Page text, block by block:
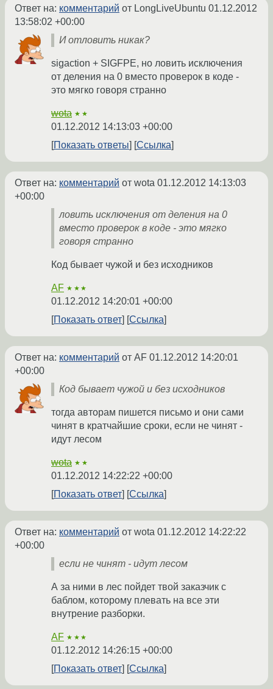
Ответ на: комментарий от LongLiveUbuntu 01.12.2012
13:58:02 +00:00
И отловить никак?
sigaction + SIGFPE, но ловить исключения
от деления на 0 вместо проверок в коде -
это мягко говоря странно
wota ★★
01.12.2012 14:13:03 +00:00
Показать ответы
Ссылка
Ответ на: комментарий от wota 01.12.2012 14:13:03
+00:00
ловить исключения от деления на 0
вместо проверок в коде - это мягко
говоря странно
Код бывает чужой и без исходников
AF ★★★
01.12.2012 14:20:01 +00:00
Показать ответ
Ссылка
Ответ на: комментарий от AF 01.12.2012 14:20:01
+00:00
Код бывает чужой и без исходников
тогда авторам пишется письмо и они сами
чинят в кратчайшие сроки, если не чинят -
идут лесом
wota ★★
01.12.2012 14:22:22 +00:00
Показать ответ
Ссылка
Ответ на: комментарий от wota 01.12.2012 14:22:22
+00:00
если не чинят - идут лесом
А за ними в лес пойдет твой заказчик с
баблом, которому плевать на все эти
внутрение разборки.
AF ★★★
01.12.2012 14:26:15 +00:00
Показать ответ
Ссылка